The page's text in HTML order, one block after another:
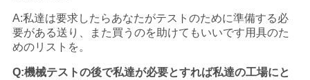
A:私達は要求したらあなたがテストのために準備する必
要がある送り、また買うのを助けてもいいです用具のた
めのリストを。
Q:機械テストの後で私達が必要とすれば私達の工場にと